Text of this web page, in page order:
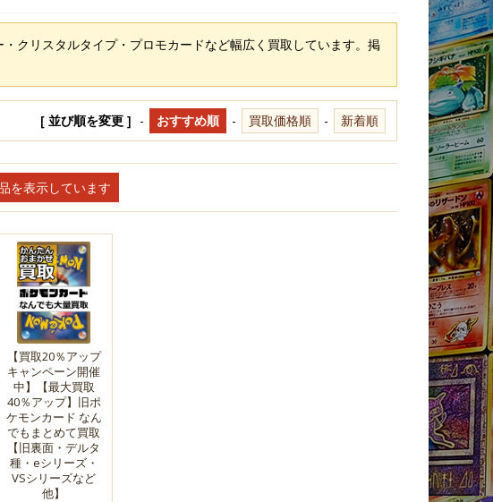
クリスタルタイプ・プロモカードなど幅広く買取しています。掲
[ 並び順を変更 ] - おすすめ順 - 買取価格順 - 新着順
を表示しています
【買取20％アップ
キャンペーン開催
中】【最大買取
40％アップ】旧ポ
ケモンカード なん
でもまとめて買取
【旧裏面・デルタ
種・eシリーズ・
VSシリーズなど
他】